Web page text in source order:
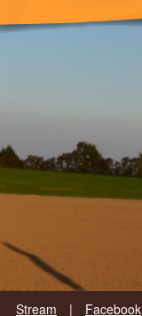
Stream | Facebook